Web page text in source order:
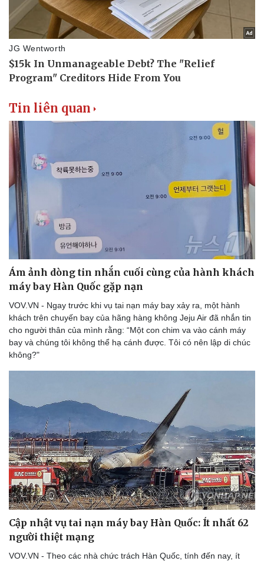
Du lịch
Tư vấn
Săn Tour
Podcast
Câu chuyện thời sự
Hạt giống tâm hồn
Tin liên quan
Ám ảnh dòng tin nhắn cuối cùng của hành khách
máy bay Hàn Quốc gặp nạn
VOV.VN - Ngay trước khi vụ tai nạn máy bay xảy ra, một hành
khách trên chuyến bay của hãng hàng không Jeju Air đã nhắn tin
cho người thân của mình rằng: “Một con chim va vào cánh máy
bay và chúng tôi không thể hạ cánh được. Tôi có nên lập di chúc
không?"
Cập nhật vụ tai nạn máy bay Hàn Quốc: Ít nhất 62
người thiệt mạng
VOV.VN - Theo các nhà chức trách Hàn Quốc, tính đến nay, ít